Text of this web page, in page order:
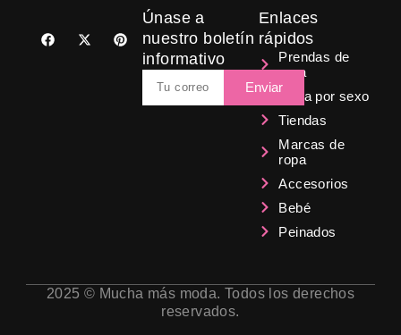
F
a
X
-
P
i
Enlaces
rápidos
Prendas de
ropa
Ropa por sexo
Tiendas
Marcas de
ropa
Accesorios
Bebé
Peinados
Únase a
nuestro boletín
informativo
Enviar
2025 © Mucha más moda. Todos los derechos
reservados.